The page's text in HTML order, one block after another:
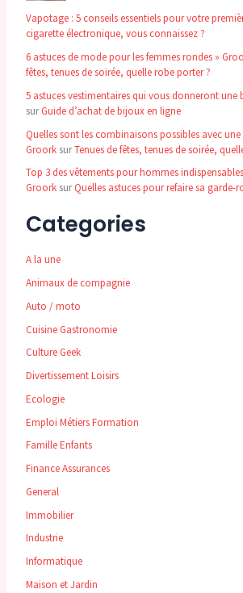
Vapotage : 5 conseils essentiels pour votre
cigarette électronique, vous connaissez ?
6 astuces de mode pour les femmes rondes »
fêtes, tenues de soirée, quelle robe porter ?
5 astuces vestimentaires qui vous donneront une
surGuide d’achat de bijoux en ligne
Quelles sont les combinaisons possibles avec
Groork surTenues de fêtes, tenues de soirée,
Top 3 des vêtements pour hommes
Groork surQuelles astuces pour refaire sa garde-
Categories
A la une
Animaux de compagnie
Auto / moto
Cuisine Gastronomie
Culture Geek
Divertissement Loisirs
Ecologie
Emploi Métiers Formation
Famille Enfants
Finance Assurances
General
Immobilier
Industrie
Informatique
Maison et Jardin